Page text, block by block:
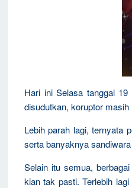
Hari ini Selasa tanggal
disudutkan, koruptor
Lebih parah lagi, ternyata
serta banyaknya
Selain itu semua,
kian tak pasti. Terlebih